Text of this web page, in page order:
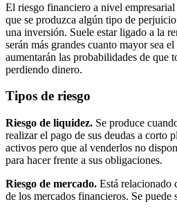
El riesgo financiero a nivel
que se produzca algún tipo de
una inversión. Suele estar ligado a la
serán más grandes cuanto mayor sea
aumentarán las probabilidades de que
perdiendo dinero.
Tipos de riesgo
Riesgo de liquidez. Se produce
realizar el pago de sus deudas a corto
activos pero que al venderlos no
para hacer frente a sus obligaciones.
Riesgo de mercado. Está relacionado
de los mercados financieros. Se puede